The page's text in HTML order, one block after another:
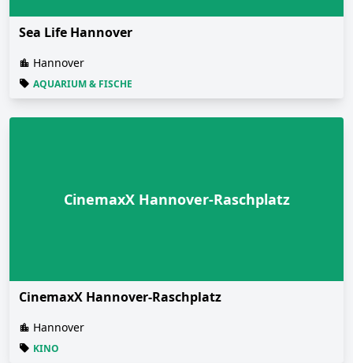
Sea Life Hannover
Hannover
AQUARIUM & FISCHE
CinemaxX Hannover-Raschplatz
CinemaxX Hannover-Raschplatz
Hannover
KINO